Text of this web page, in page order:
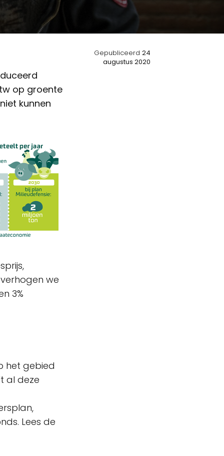
op groente
kunnen
we
3%
het gebied
al deze
Lees de
Gepubliceerd 24
augustus 2020